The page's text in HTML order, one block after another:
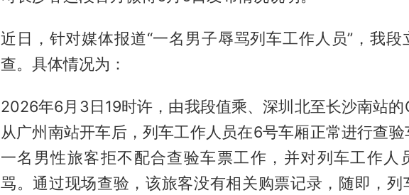
近日，针对媒体报道“一名男子辱骂列车工作人员”，我段
查。具体情况为：
2026年6月3日19时许，由我段值乘、深圳北至长沙南站的
从广州南站开车后，列车工作人员在6号车厢正常进行查验
一名男性旅客拒不配合查验车票工作，并对列车工作人
骂。通过现场查验，该旅客没有相关购票记录，随即，列